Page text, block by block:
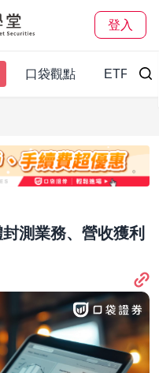
登入
口袋觀點 ETF
測業務、營收獲利